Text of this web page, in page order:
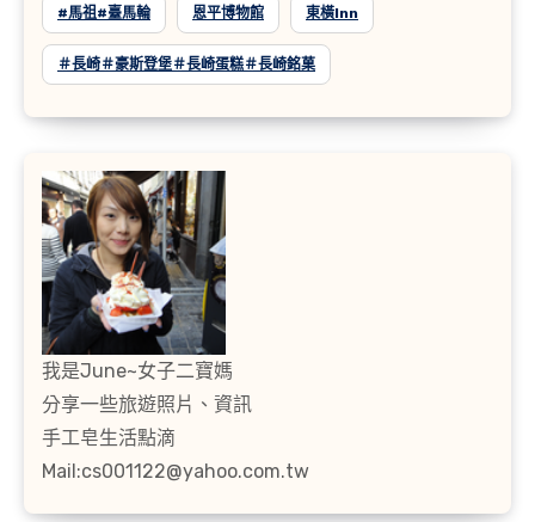
#馬祖#臺馬輪 恩平博物館 東橫inn
＃長崎＃豪斯登堡＃長崎蛋糕＃長崎銘菓
我是June~女子二寶媽
分享一些旅遊照片、資訊
手工皂生活點滴
Mail:cs001122@yahoo.com.tw